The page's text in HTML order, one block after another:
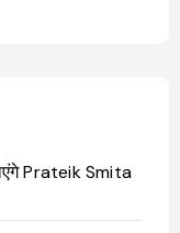
Prateik Smita